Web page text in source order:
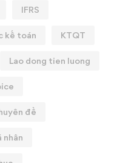
IFRS
kế toán KTQT
Lao dong tien luong
đề
nhân